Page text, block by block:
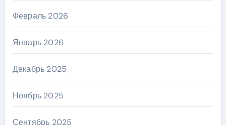
Февраль 2026
Январь 2026
Декабрь 2025
Ноябрь 2025
Сентябрь 2025